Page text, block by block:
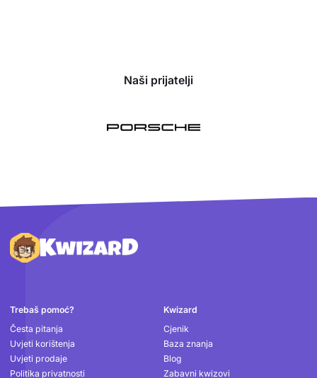
Naši prijatelji
Podnožje
Trebaš pomoć?
Česta pitanja
Uvjeti korištenja
Uvjeti prodaje
Politika privatnosti
Kwizard
Cjenik
Baza znanja
Blog
Zabavni kwizovi